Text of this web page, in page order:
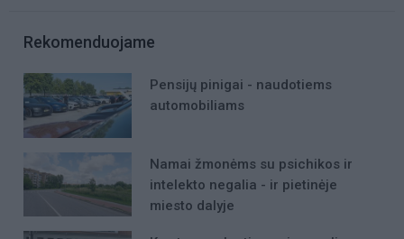
Rekomenduojame
Pensijų pinigai - naudotiems
automobiliams
Namai žmonėms su psichikos ir
intelekto negalia - ir pietinėje
miesto dalyje